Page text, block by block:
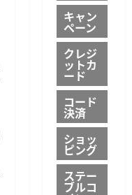
キャン
ペーン
クレジ
ットカ
ード
コード
決済
ショッ
ピング
ステー
ブルコ